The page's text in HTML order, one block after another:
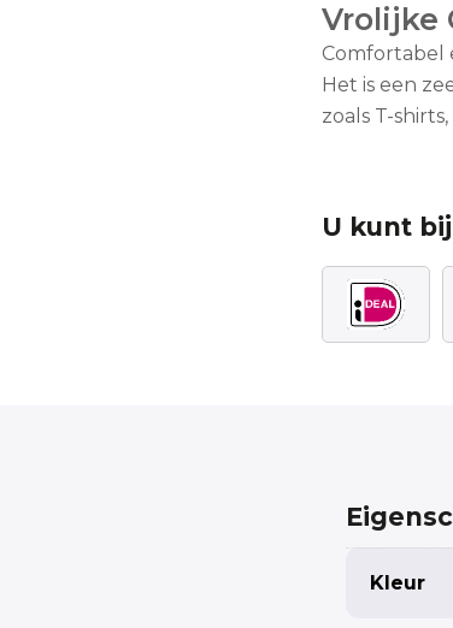
Vrolijke
Comfortabel
Het is een
zoals T-
U kunt
Kleur